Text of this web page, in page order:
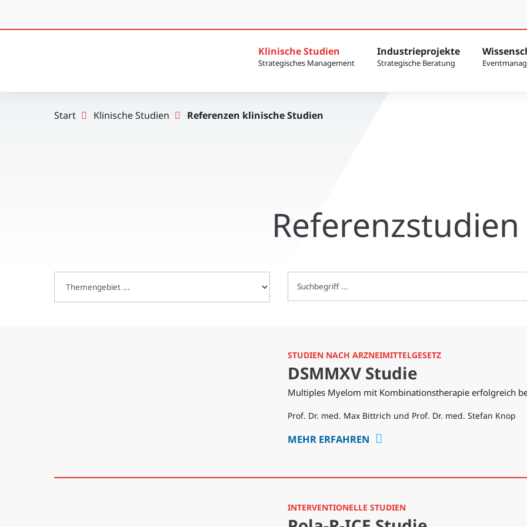
Klinische Studien Industrieprojekte
Start Klinische Studien Referenzen klinische Studien
Referenzstudien
STUDIEN NACH ARZNEIMITTELGESETZ
DSMMXV Studie
Multiples Myelom mit Kombinationstherapie erfolgreich
Prof. Dr. med. Max Bittrich und Prof. Dr. med. Stefan Knop
MEHR ERFAHREN
INTERVENTIONELLE STUDIEN